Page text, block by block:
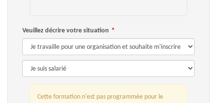
Veuillez décrire votre situation
Cette formation n'est pas programmée pour le